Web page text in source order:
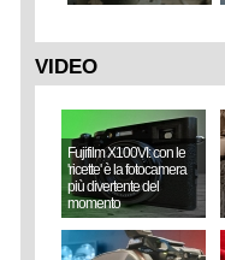
VIDEO
Fujifilm X100VI: con le
'ricette' è la fotocamera
più divertente del
momento